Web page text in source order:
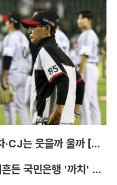
PGA 투어 ‘승강제 도입’...현대차·CJ는 웃을까 울까 [박호윤의 IN&OUT]
스타 아닌 ‘준비의 힘’...K리그 뒤흔든 국민은행 '까치' 사단 [이영규의 비욘더매치]